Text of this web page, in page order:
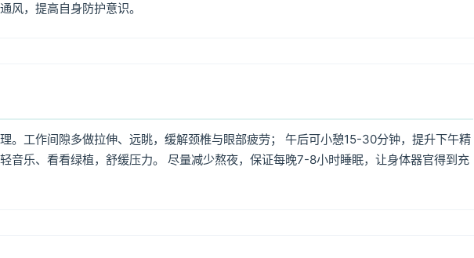
风，提高自身防护意识。
。工作间隙多做拉伸、远眺，缓解颈椎与眼部疲劳； 午后可小憩15-30分钟，提升下午精
音乐、看看绿植，舒缓压力。 尽量减少熬夜，保证每晚7-8小时睡眠，让身体器官得到充